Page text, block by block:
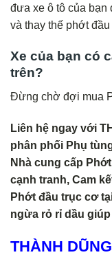
đưa xe ô tô của bạn
và thay thế phớt
Xe của bạn có
trên?
Đừng chờ đợi mua
Liên hệ ngay với
phân phối Phụ
Nhà cung cấp
cạnh tranh, Cam
Phớt đầu trục cơ
ngừa rỏ rỉ dầu
THÀNH